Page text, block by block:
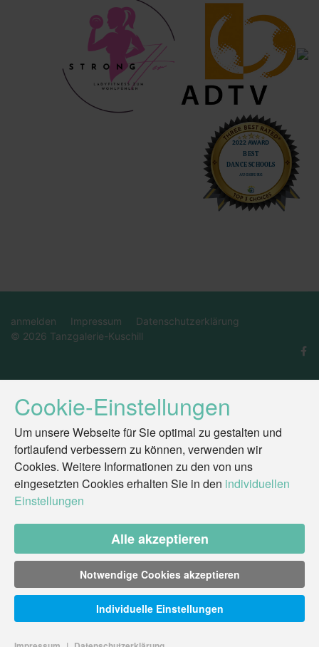
anmelden Impressum
Datenschutzerklärung
© 2026 Tanzgalerie-Kuschill
Cookie-Einstellungen
Um unsere Webseite für Sie optimal zu gestalten und
fortlaufend verbessern zu können, verwenden wir
Cookies. Weitere Informationen zu den von uns
eingesetzten Cookies erhalten Sie in den individuellen
Einstellungen
Alle akzeptieren
Notwendige Cookies akzeptieren
Individuelle Einstellungen